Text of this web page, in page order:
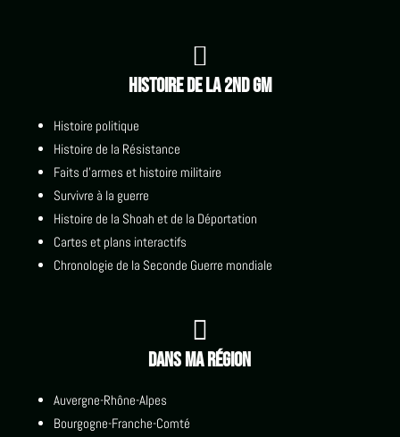

Histoire de la 2nd GM
Histoire politique
Histoire de la Résistance
Faits d'armes et histoire militaire
Survivre à la guerre
Histoire de la Shoah et de la Déportation
Cartes et plans interactifs
Chronologie de la Seconde Guerre mondiale

Dans ma région
Auvergne-Rhône-Alpes
Bourgogne-Franche-Comté